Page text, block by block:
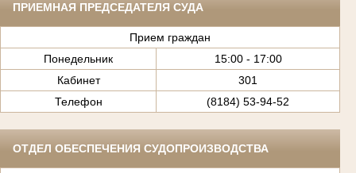
ПРИЕМНАЯ ПРЕДСЕДАТЕЛЯ СУДА
Прием граждан
Понедельник
15:00 - 17:00
Кабинет
301
Телефон
(8184) 53-94-52
ОТДЕЛ ОБЕСПЕЧЕНИЯ СУДОПРОИЗВОДСТВА